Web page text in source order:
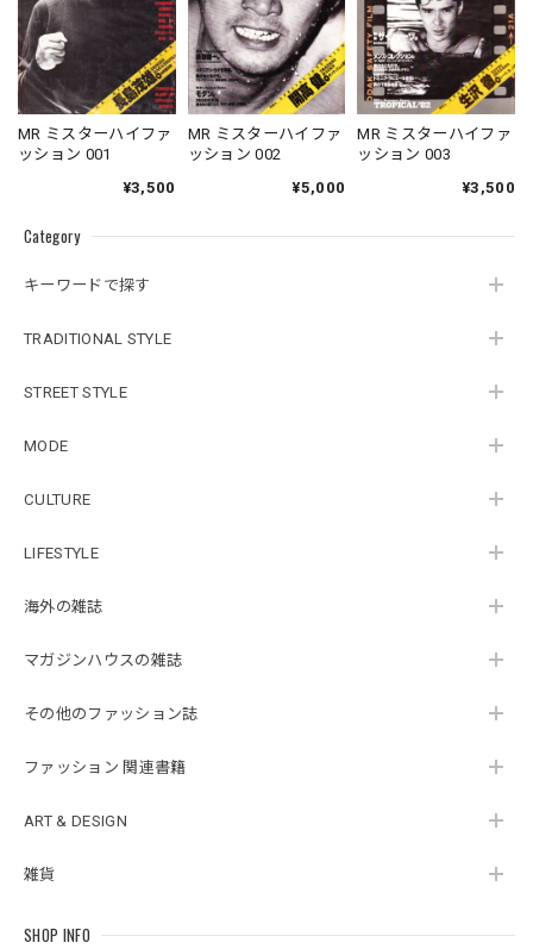
Category
キーワードで探す
TRADITIONAL STYLE
STREET STYLE
MODE
CULTURE
LIFESTYLE
海外の雑誌
マガジンハウスの雑誌
その他のファッション誌
ファッション 関連書籍
ART & DESIGN
雑貨
SHOP INFO
MR ミスターハイファ
ッション 001
¥3,500
MR ミスターハイファ
ッション 002
¥5,000
MR ミスターハイファ
ッション 003
¥3,500